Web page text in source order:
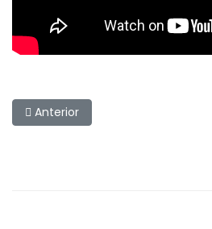
Artículo anterior: Pescando
Anterior